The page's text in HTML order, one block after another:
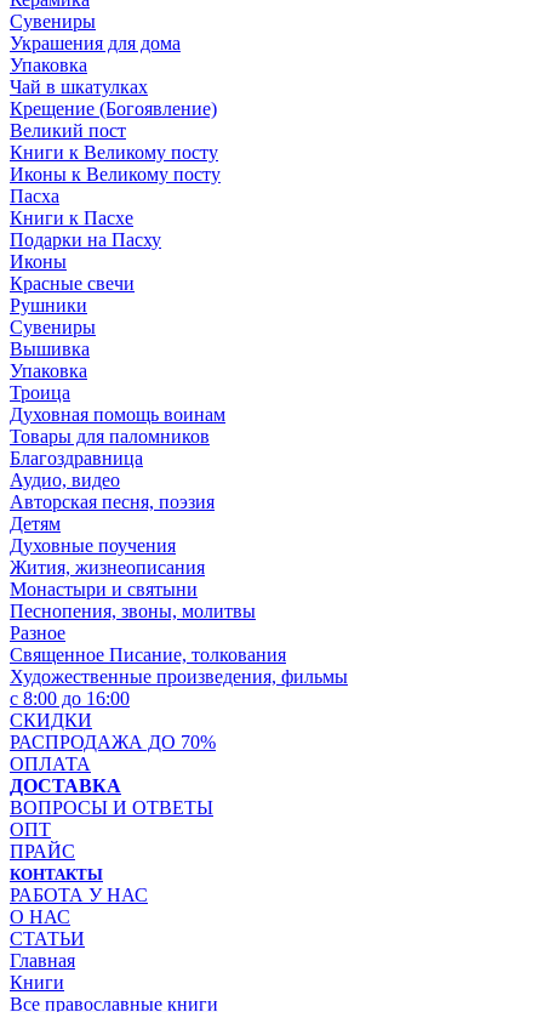
Сувениры
Украшения для дома
Упаковка
Чай в шкатулках
Крещение (Богоявление)
Великий пост
Книги к Великому посту
Иконы к Великому посту
Пасха
Книги к Пасхе
Подарки на Пасху
Иконы
Красные свечи
Рушники
Сувениры
Вышивка
Упаковка
Троица
Духовная помощь воинам
Товары для паломников
Благоздравница
Аудио, видео
Авторская песня, поэзия
Детям
Духовные поучения
Жития, жизнеописания
Монастыри и святыни
Песнопения, звоны, молитвы
Разное
Священное Писание, толкования
Художественные произведения, фильмы
с 8:00 до 16:00
СКИДКИ
РАСПРОДАЖА ДО 70%
ОПЛАТА
ДОСТАВКА
ВОПРОСЫ И ОТВЕТЫ
ОПТ
ПРАЙС
КОНТАКТЫ
РАБОТА У НАС
О НАС
СТАТЬИ
Главная
Книги
Все православные книги